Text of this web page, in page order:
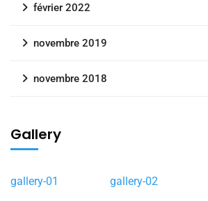
février 2022
novembre 2019
novembre 2018
Gallery
gallery-01 gallery-02